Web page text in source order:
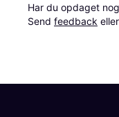
Har du opdaget
Send feedback eller